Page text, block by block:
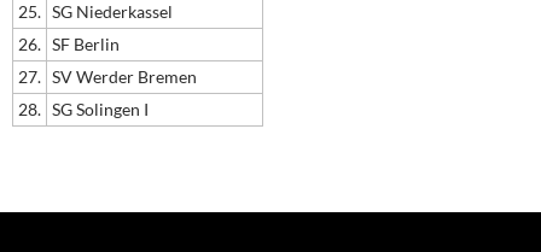
25. SG Niederkassel
26. SF Berlin
27. SV Werder Bremen
28. SG Solingen I